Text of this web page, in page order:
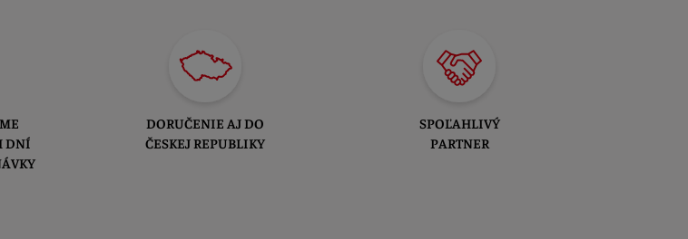
DNÍ
DORUČENIE AJ DO
ČESKEJ REPUBLIKY
SPOĽAHLIVÝ
PARTNER